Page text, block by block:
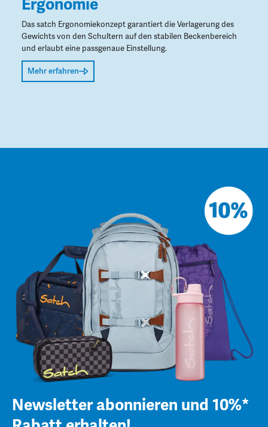
Ergonomie
Das satch Ergonomiekonzept garantiert die Verlagerung des
Gewichts von den Schultern auf den stabilen Beckenbereich
und erlaubt eine passgenaue Einstellung.
Mehr erfahren
Newsletter abonnieren und 10%*